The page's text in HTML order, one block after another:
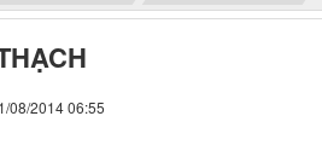
08/2014 06:55